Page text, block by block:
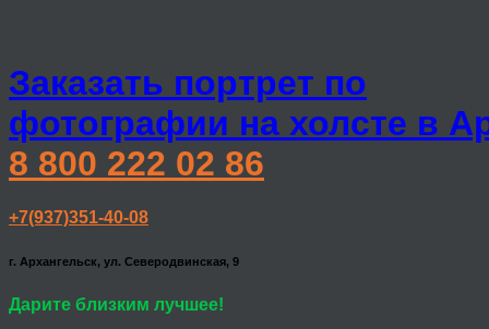
Заказать портрет по
фотографии на холсте в
8 800 222 02 86
+7(937)351-40-08
г. Архангельск, ул. Северодвинская, 9
Дарите близким лучшее!